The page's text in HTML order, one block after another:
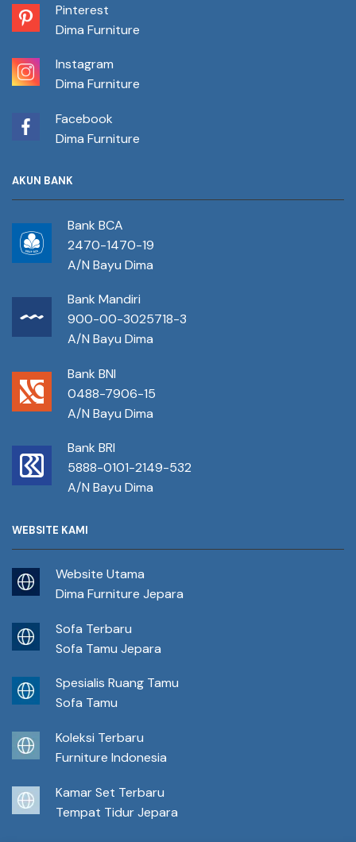
Pinterest
Dima Furniture
Instagram
Dima Furniture
Facebook
Dima Furniture
AKUN BANK
Bank BCA
2470-1470-19
A/N Bayu Dima
Bank Mandiri
900-00-3025718-3
A/N Bayu Dima
Bank BNI
0488-7906-15
A/N Bayu Dima
Bank BRI
5888-0101-2149-532
A/N Bayu Dima
WEBSITE KAMI
Website Utama
Dima Furniture Jepara
Sofa Terbaru
Sofa Tamu Jepara
Spesialis Ruang Tamu
Sofa Tamu
Koleksi Terbaru
Furniture Indonesia
Kamar Set Terbaru
Tempat Tidur Jepara